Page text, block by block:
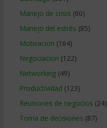
Manejo de crisis (60)
Manejo del estrés (85)
Motivacion (164)
Negociacion (122)
Networking(49)
Productividad (123)
Reuniones de negocios (24)
Toma de decisiones (87)